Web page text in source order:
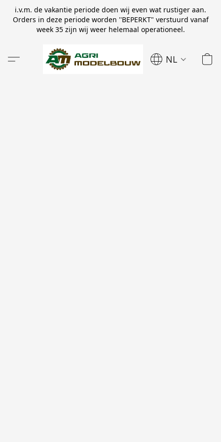
i.v.m. de vakantie periode doen wij even wat rustiger aan.
Orders in deze periode worden ''BEPERKT" verstuurd vanaf
week 35 zijn wij weer helemaal operationeel.
NL